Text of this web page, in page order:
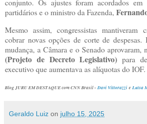
partidários e o ministro da Fazenda,
Mesmo assim, congressistas mantiveram
cobrar novas opções de corte de despesas.
mudança, a Câmara e o Senado aprovaram,
(Projeto de Decreto Legislativo) para
executivo que aumentava as alíquotas do IOF.
Blog JURU EM DESTAQUE com CNN Brasil -Davi Vittorazzi e Luísa
Geraldo Luiz on julho 15, 2025